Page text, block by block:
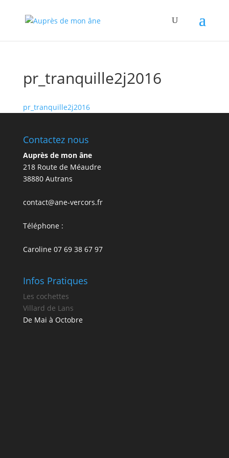
pr_tranquille2j2016
pr_tranquille2j2016
Contactez nous
Auprès de mon âne
218 Route de Méaudre
38880 Autrans
contact@ane-vercors.fr
Téléphone :
Caroline 07 69 38 67 97
Infos Pratiques
Les cochettes
Villard de Lans
De Mai à Octobre